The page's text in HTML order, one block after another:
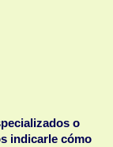
o
indicarle cómo